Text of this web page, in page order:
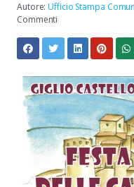
Autore:Ufficio Stampa
Commenti